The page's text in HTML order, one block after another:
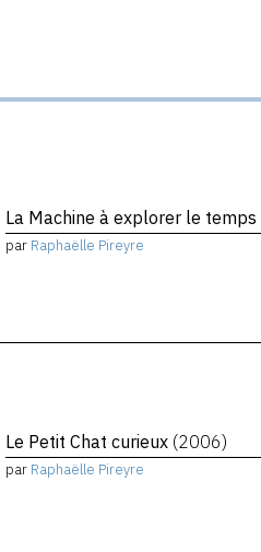
La Machine à explorer le temps
par Raphaëlle Pireyre
Le Petit Chat curieux (2006)
par Raphaëlle Pireyre